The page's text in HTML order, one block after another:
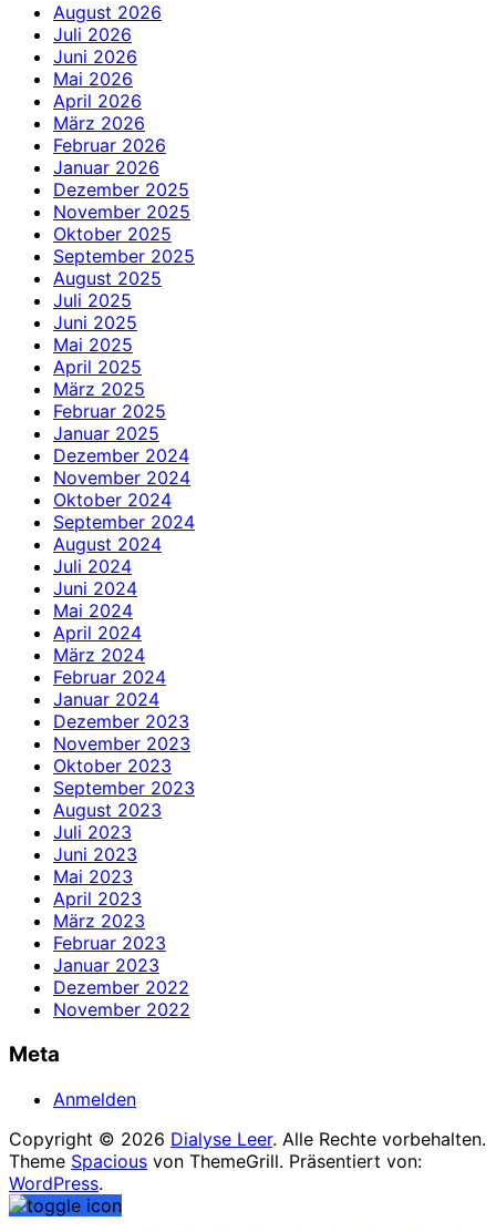
August 2026
Juli 2026
Juni 2026
Mai 2026
April 2026
März 2026
Februar 2026
Januar 2026
Dezember 2025
November 2025
Oktober 2025
September 2025
August 2025
Juli 2025
Juni 2025
Mai 2025
April 2025
März 2025
Februar 2025
Januar 2025
Dezember 2024
November 2024
Oktober 2024
September 2024
August 2024
Juli 2024
Juni 2024
Mai 2024
April 2024
März 2024
Februar 2024
Januar 2024
Dezember 2023
November 2023
Oktober 2023
September 2023
August 2023
Juli 2023
Juni 2023
Mai 2023
April 2023
März 2023
Februar 2023
Januar 2023
Dezember 2022
November 2022
Meta
Anmelden
Copyright © 2026 Dialyse Leer. Alle Rechte vorbehalten.
Theme Spacious von ThemeGrill. Präsentiert von:
WordPress.